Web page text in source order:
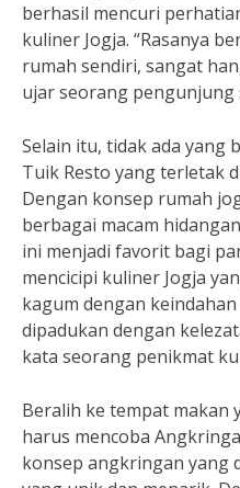
berhasil mencuri
kuliner Jogja. “Rasanya
rumah sendiri, sangat
ujar seorang pengunjung
Selain itu, tidak ada yang
Tuik Resto yang terletak
Dengan konsep rumah
berbagai macam
ini menjadi favorit bagi
mencicipi kuliner Jogja
kagum dengan
dipadukan dengan
kata seorang penikmat
Beralih ke tempat makan
harus mencoba
konsep angkringan yang